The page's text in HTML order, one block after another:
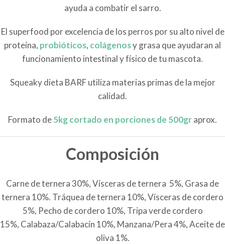
ayuda a combatir el sarro.
El superfood por excelencia de los perros por su alto nivel de
proteína, probióticos, colágenosy grasa que ayudaran al
funcionamiento intestinal y físico de tu mascota.
Squeaky dieta BARF utiliza materias primas de la mejor
calidad.
Formato de5kg cortado en porciones de 500graprox.
Composición
Carne de ternera 30%, Vísceras de ternera 5%, Grasa de
ternera 10%. Tráquea de ternera 10%, Vísceras de cordero
5%, Pecho de cordero 10%, Tripa verde cordero
15%, Calabaza/Calabacín 10%, Manzana/Pera 4%, Aceite de
oliva 1%.